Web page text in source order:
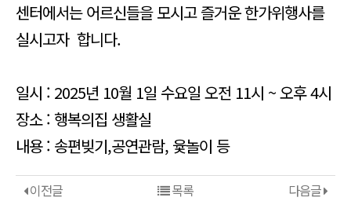
센터에서는 어르신들을 모시고 즐거운 한가위행사를
실시고자 합니다.
일시 : 2025년 10월 1일 수요일 오전 11시 ~ 오후 4시
장소 : 행복의집 생활실
내용 : 송편빚기,공연관람, 윷놀이 등
이전글 다음글
목록